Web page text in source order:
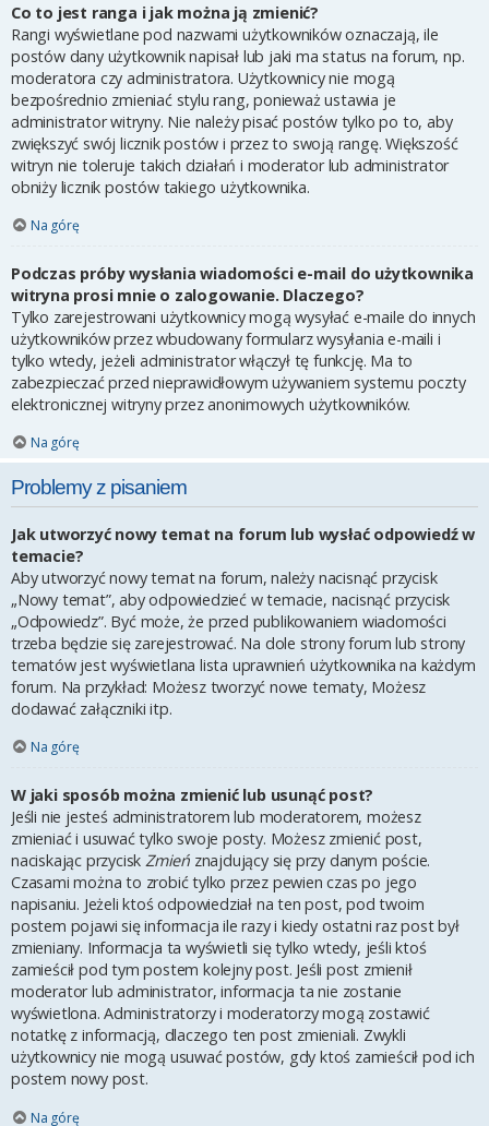
Co to jest ranga i jak można ją zmienić?
Rangi wyświetlane pod nazwami użytkowników oznaczają, ile
postów dany użytkownik napisał lub jaki ma status na forum, np.
moderatora czy administratora. Użytkownicy nie mogą
bezpośrednio zmieniać stylu rang, ponieważ ustawia je
administrator witryny. Nie należy pisać postów tylko po to, aby
zwiększyć swój licznik postów i przez to swoją rangę. Większość
witryn nie toleruje takich działań i moderator lub administrator
obniży licznik postów takiego użytkownika.
Na górę
Podczas próby wysłania wiadomości e-mail do użytkownika
witryna prosi mnie o zalogowanie. Dlaczego?
Tylko zarejestrowani użytkownicy mogą wysyłać e-maile do innych
użytkowników przez wbudowany formularz wysyłania e-maili i
tylko wtedy, jeżeli administrator włączył tę funkcję. Ma to
zabezpieczać przed nieprawidłowym używaniem systemu poczty
elektronicznej witryny przez anonimowych użytkowników.
Na górę
Problemy z pisaniem
Jak utworzyć nowy temat na forum lub wysłać odpowiedź w
temacie?
Aby utworzyć nowy temat na forum, należy nacisnąć przycisk
„Nowy temat”, aby odpowiedzieć w temacie, nacisnąć przycisk
„Odpowiedz”. Być może, że przed publikowaniem wiadomości
trzeba będzie się zarejestrować. Na dole strony forum lub strony
tematów jest wyświetlana lista uprawnień użytkownika na każdym
forum. Na przykład: Możesz tworzyć nowe tematy, Możesz
dodawać załączniki itp.
Na górę
W jaki sposób można zmienić lub usunąć post?
Jeśli nie jesteś administratorem lub moderatorem, możesz
zmieniać i usuwać tylko swoje posty. Możesz zmienić post,
naciskając przycisk Zmień znajdujący się przy danym poście.
Czasami można to zrobić tylko przez pewien czas po jego
napisaniu. Jeżeli ktoś odpowiedział na ten post, pod twoim
postem pojawi się informacja ile razy i kiedy ostatni raz post był
zmieniany. Informacja ta wyświetli się tylko wtedy, jeśli ktoś
zamieścił pod tym postem kolejny post. Jeśli post zmienił
moderator lub administrator, informacja ta nie zostanie
wyświetlona. Administratorzy i moderatorzy mogą zostawić
notatkę z informacją, dlaczego ten post zmieniali. Zwykli
użytkownicy nie mogą usuwać postów, gdy ktoś zamieścił pod ich
postem nowy post.
Na górę